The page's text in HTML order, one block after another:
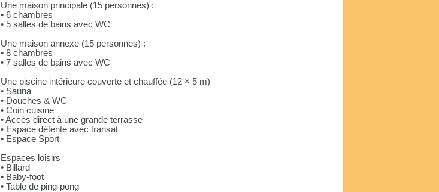
Une maison principale (15 personnes) :
• 6 chambres
• 5 salles de bains avec WC
Une maison annexe (15 personnes) :
• 8 chambres
• 7 salles de bains avec WC
Une piscine intérieure couverte et chauffée (12 × 5 m)
• Sauna
• Douches & WC
• Coin cuisine
• Accès direct à une grande terrasse
• Espace détente avec transat
• Espace Sport
Espaces loisirs
• Billard
• Baby-foot
• Table de ping-pong